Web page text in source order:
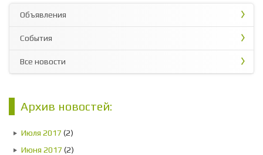
Объявления
События
Все новости
Архив новостей:
Июля 2017 (2)
Июня 2017 (2)